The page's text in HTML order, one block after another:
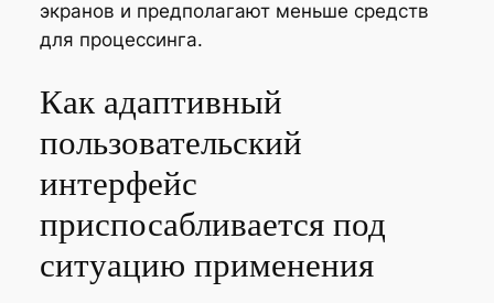
экранов и предполагают меньше средств
для процессинга.
Как адаптивный
пользовательский
интерфейс
приспосабливается под
ситуацию применения